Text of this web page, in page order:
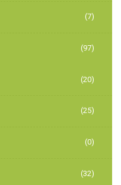
(7)
(97)
(20)
(25)
(0)
(32)